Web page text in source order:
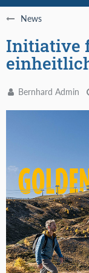
News
Initiative
Bernhard Admin